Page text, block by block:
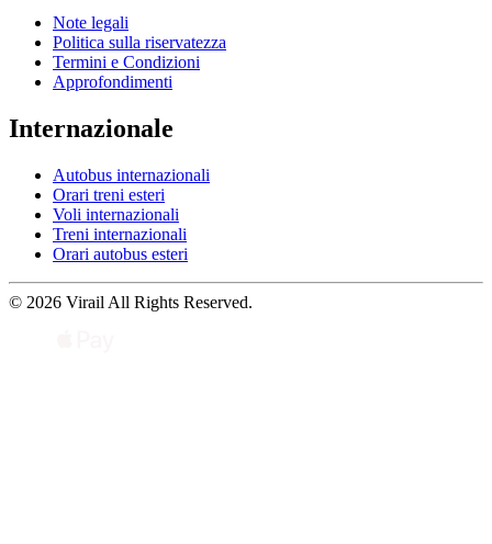
Note legali
Politica sulla riservatezza
Termini e Condizioni
Approfondimenti
Internazionale
Autobus internazionali
Orari treni esteri
Voli internazionali
Treni internazionali
Orari autobus esteri
© 2026 Virail All Rights Reserved.